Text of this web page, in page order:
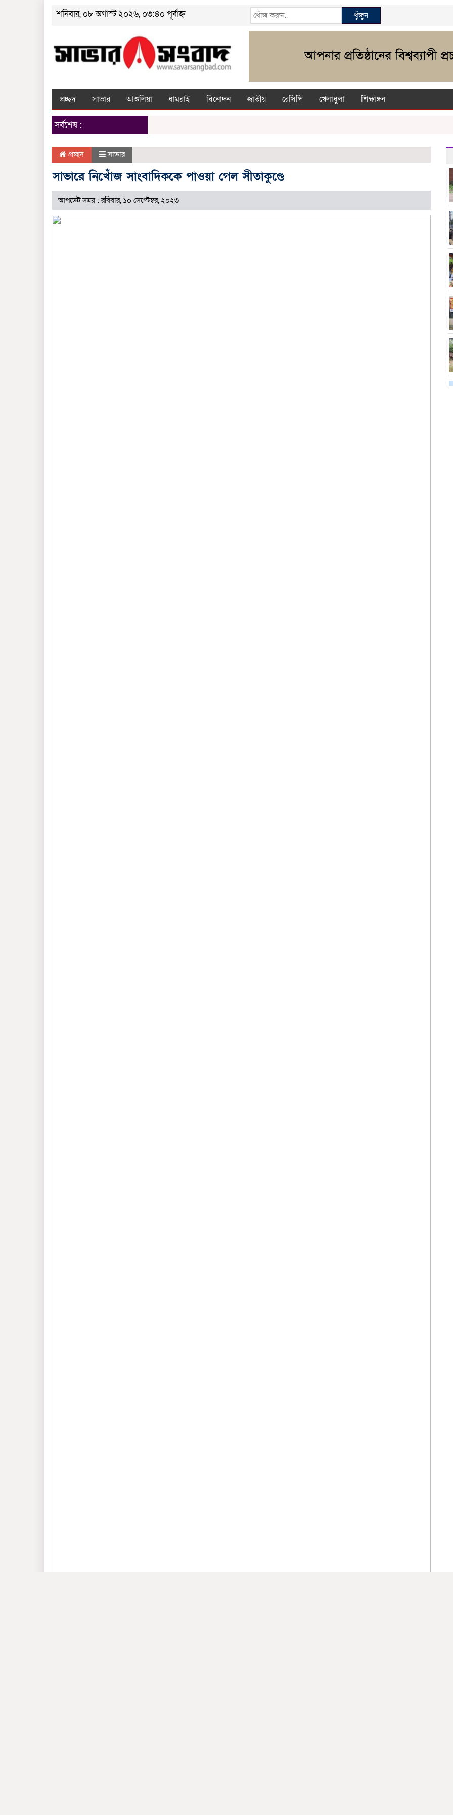
শনিবার, ০৮ অগাস্ট ২০২৬, ০৩:৪০ পূর্বাহ্ন খুঁজুন
প্রচ্ছদ সাভার আশুলিয়া ধামরাই বিনোদন জাতীয় রেসিপি খেলাধুলা শিক্ষাঙ্গন
সর্বশেষ :
প্রচ্ছদ সাভার
সাভারে নিখোঁজ সাংবাদিককে পাওয়া গেল সীতাকুণ্ডে
আপডেট সময় : রবিবার, ১০ সেপ্টেম্বর, ২০২৩